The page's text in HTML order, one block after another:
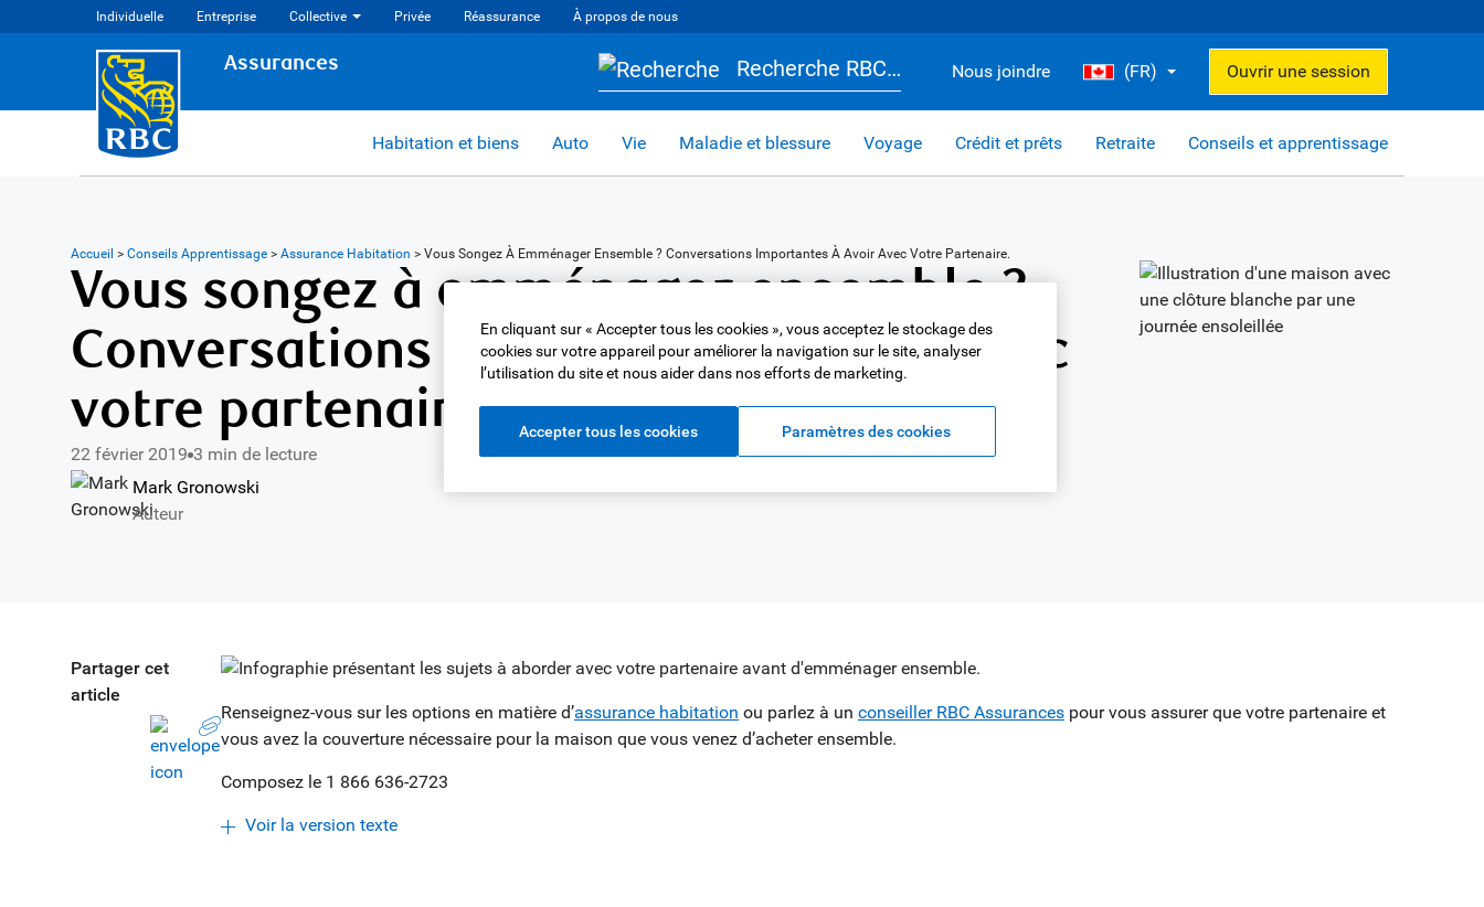
Individuelle Entreprise Collective Privée Réassurance À propos de nous
Assurances Recherche RBC… Nous joindre (FR) Ouvrir une session
Habitation et biens Auto Vie Maladie et blessure Voyage Crédit et prêts Retraite Conseils et apprentissage
Accueil > Conseils Apprentissage> Assurance Habitation > Vous Songez À Emménager Ensemble ? Conversations Importantes À Avoir Avec Votre Partenaire.
Vous songez à emménager ensemble ?
Conversations importantes à avoir avec
votre partenaire.
22 février 2019 3 min de lecture
Mark Gronowski
Auteur
Partager cet
article
Renseignez-vous sur les options en matière d’assurance habitation ou parlez à un conseiller RBC Assurances pour vous assurer que votre partenaire et
vous avez la couverture nécessaire pour la maison que vous venez d’acheter ensemble.
Composez le 1 866 636-2723
Voir la version texte
En cliquant sur « Accepter tous les cookies », vous acceptez le stockage des
cookies sur votre appareil pour améliorer la navigation sur le site, analyser
l’utilisation du site et nous aider dans nos efforts de marketing.
Accepter tous les cookies Paramètres des cookies